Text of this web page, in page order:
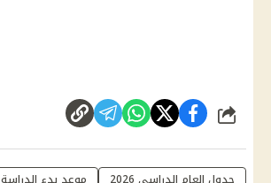
شارك
جدول العام الدراسي 2026
موعد بدء الدراسة